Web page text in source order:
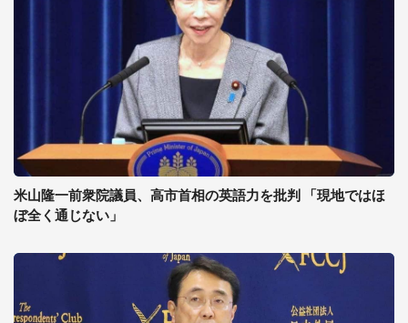
米山隆一前衆院議員、高市首相の英語力を批判 「現地ではほ
ぼ全く通じない」